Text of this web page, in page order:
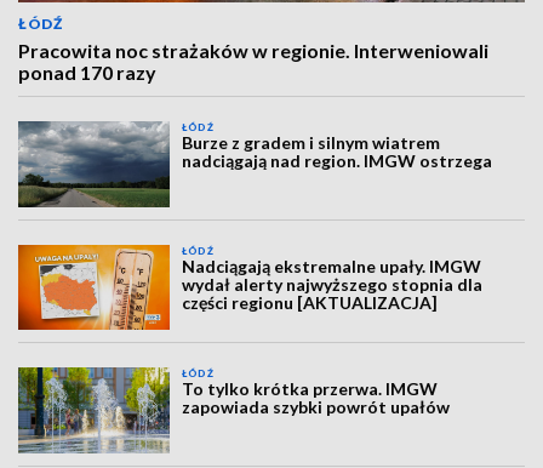
ŁÓDŹ
Pracowita noc strażaków w regionie. Interweniowali
ponad 170 razy
ŁÓDŹ
Burze z gradem i silnym wiatrem
nadciągają nad region. IMGW ostrzega
ŁÓDŹ
Nadciągają ekstremalne upały. IMGW
wydał alerty najwyższego stopnia dla
części regionu [AKTUALIZACJA]
ŁÓDŹ
To tylko krótka przerwa. IMGW
zapowiada szybki powrót upałów